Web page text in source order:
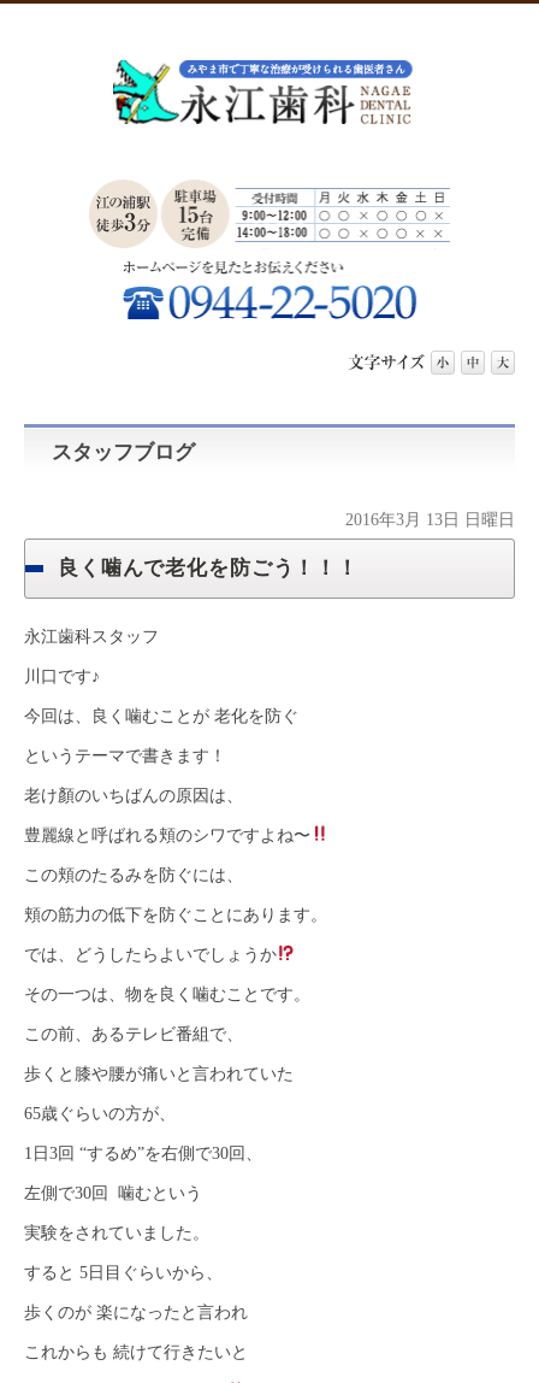
スタッフブログ
2016年3月 13日 日曜日
良く噛んで老化を防ごう！！！
永江歯科スタッフ
川口です♪
今回は、良く噛むことが 老化を防ぐ
というテーマで書きます！
老け顏のいちばんの原因は、
豊麗線と呼ばれる頬のシワですよね〜
この頬のたるみを防ぐには、
頬の筋力の低下を防ぐことにあります。
では、どうしたらよいでしょうか
その一つは、物を良く噛むことです。
この前、あるテレビ番組で、
歩くと膝や腰が痛いと言われていた
65歳ぐらいの方が、
1日3回 “するめ”を右側で30回、
左側で30回 噛むという
実験をされていました。
すると 5日目ぐらいから、
歩くのが 楽になったと言われ
これからも 続けて行きたいと